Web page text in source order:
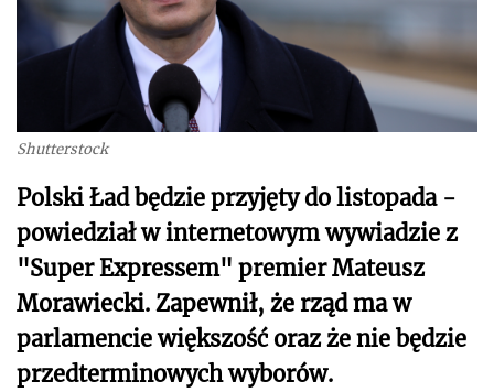
Shutterstock
Polski Ład będzie przyjęty do listopada -
powiedział w internetowym wywiadzie z
"Super Expressem" premier Mateusz
Morawiecki. Zapewnił, że rząd ma w
parlamencie większość oraz że nie będzie
przedterminowych wyborów.